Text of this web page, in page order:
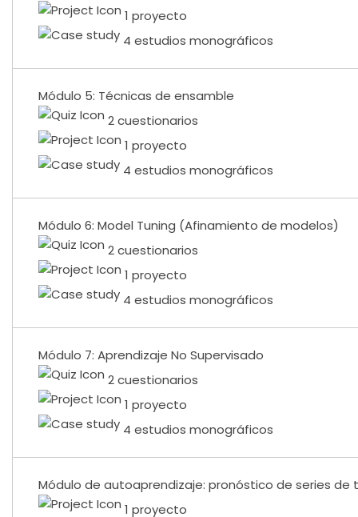
1 proyecto
4 estudios monográficos
Módulo 5: Técnicas de ensamble
2 cuestionarios
1 proyecto
4 estudios monográficos
Módulo 6: Model Tuning (Afinamiento de modelos)
2 cuestionarios
1 proyecto
4 estudios monográficos
Módulo 7: Aprendizaje No Supervisado
2 cuestionarios
1 proyecto
4 estudios monográficos
Módulo de autoaprendizaje: pronóstico de series de
1 proyecto